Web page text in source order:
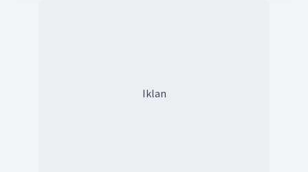
Iklan